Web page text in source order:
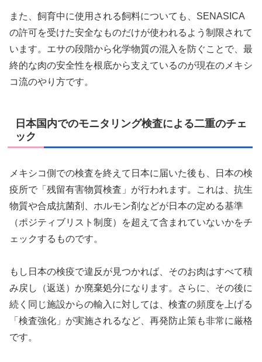
また、飼育中に使用される飼料についても、SENASICA
の許可を受けた安全なものだけが使われるよう制限されて
います。エサの段階から化学物質の混入を防ぐことで、最
終的な肉の安全性を根底から支えているのが現在のメキシ
コ流のやり方です。
日本国内でのモニタリング検査による二重のチェ
ック
メキシコ側での検査を終えて日本に届いた後も、日本の検
疫所で「残留有害物質検査」が行われます。これは、抗生
物質や合成抗菌剤、ホルモン剤などが日本の定める基準
（ポジティブリスト制度）を超えて含まれていないかをチ
ェックするものです。
もし日本の検疫で違反が見つかれば、そのお肉はすべて積
み戻し（返送）か廃棄処分になります。さらに、その後に
続く同じ施設からの輸入に対しては、検査の頻度を上げる
「検査強化」が実施されるなど、再発防止策も非常に厳格
です。